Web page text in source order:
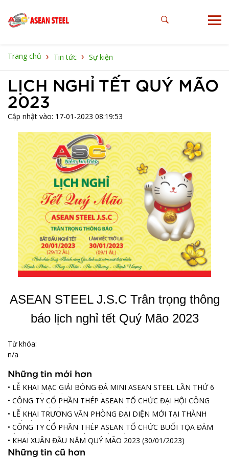
Trang chủ › Tin tức › Sự kiện
LỊCH NGHỈ TẾT QUÝ MÃO
2023
Cập nhật vào: 17-01-2023 08:19:53
ASEAN STEEL J.S.C Trân trọng thông
báo lịch nghỉ tết Quý Mão 2023
Từ khóa:
n/a
Những tin mới hơn
• LỄ KHAI MẠC GIẢI BÓNG ĐÁ MINI ASEAN STEEL LẦN THỨ 6
TRANH CÚP "NIỀM TIN THÉP" (29/04/2023)
• CÔNG TY CỔ PHẦN THÉP ASEAN TỔ CHỨC ĐẠI HỘI CÔNG
ĐOÀN CƠ SỞ LẦN THỨ 3 NHIỆM KỲ 2023-2028 (22/04/2023)
• LỄ KHAI TRƯƠNG VĂN PHÒNG ĐẠI DIỆN MỚI TẠI THÀNH
PHỐ HỒ CHÍ MINH (12/03/2023)
• CÔNG TY CỔ PHẦN THÉP ASEAN TỔ CHỨC BUỔI TỌA ĐÀM
KỶ NIỆM 113 NĂM NGÀY QUỐC TẾ PHỤ NỮ (08/03/1910 –
08/03/2023) (08/03/2023)
• KHAI XUÂN ĐẦU NĂM QUÝ MÃO 2023 (30/01/2023)
Những tin cũ hơn